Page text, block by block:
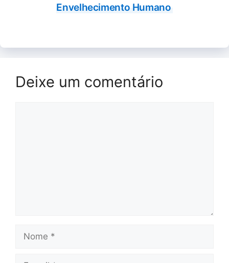
Envelhecimento Humano
Deixe um comentário
Nome